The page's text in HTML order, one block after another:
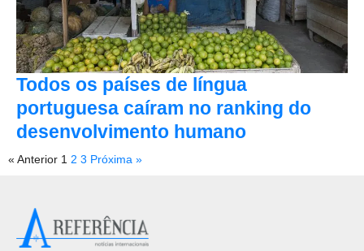
Todos os países de língua
portuguesa caíram no ranking do
desenvolvimento humano
« Anterior 1 2 3 Próxima »